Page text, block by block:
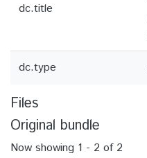
dc.title
dc.type
Files
Original bundle
Now showing 1 - 2 of 2